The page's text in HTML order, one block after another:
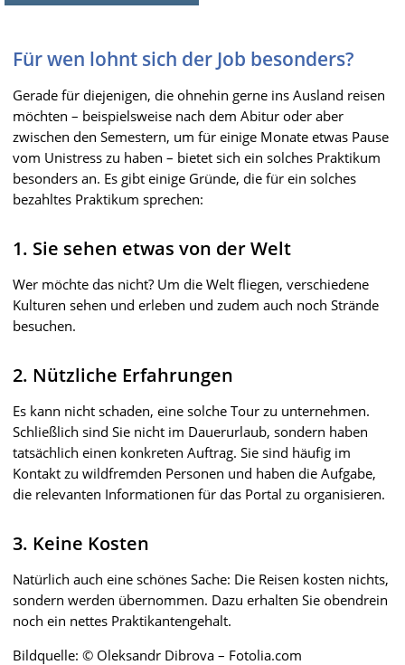
Für wen lohnt sich der Job besonders?
Gerade für diejenigen, die ohnehin gerne ins Ausland reisen
möchten – beispielsweise nach dem Abitur oder aber
zwischen den Semestern, um für einige Monate etwas Pause
vom Unistress zu haben – bietet sich ein solches Praktikum
besonders an. Es gibt einige Gründe, die für ein solches
bezahltes Praktikum sprechen:
1. Sie sehen etwas von der Welt
Wer möchte das nicht? Um die Welt fliegen, verschiedene
Kulturen sehen und erleben und zudem auch noch Strände
besuchen.
2. Nützliche Erfahrungen
Es kann nicht schaden, eine solche Tour zu unternehmen.
Schließlich sind Sie nicht im Dauerurlaub, sondern haben
tatsächlich einen konkreten Auftrag. Sie sind häufig im
Kontakt zu wildfremden Personen und haben die Aufgabe,
die relevanten Informationen für das Portal zu organisieren.
3. Keine Kosten
Natürlich auch eine schönes Sache: Die Reisen kosten nichts,
sondern werden übernommen. Dazu erhalten Sie obendrein
noch ein nettes Praktikantengehalt.
Bildquelle: © Oleksandr Dibrova – Fotolia.com